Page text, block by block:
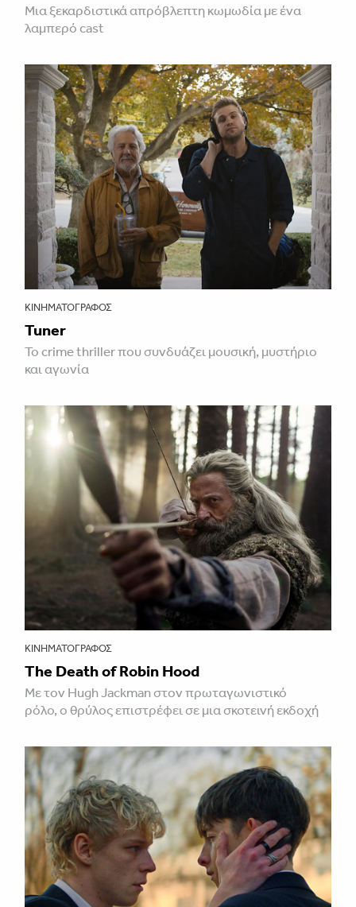
Μια ξεκαρδιστικά απρόβλεπτη κωμωδία με ένα
λαμπερό cast
ΚΙΝΗΜΑΤΟΓΡΆΦΟΣ
Tuner
Το crime thriller που συνδυάζει μουσική, μυστήριο
και αγωνία
ΚΙΝΗΜΑΤΟΓΡΆΦΟΣ
The Death of Robin Hood
Με τον Hugh Jackman στον πρωταγωνιστικό
ρόλο, ο θρύλος επιστρέφει σε μια σκοτεινή εκδοχή